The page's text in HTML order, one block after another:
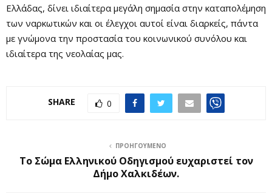
Ελλάδας, δίνει ιδιαίτερα μεγάλη σημασία στην καταπολέμηση
των ναρκωτικών και οι έλεγχοι αυτοί είναι διαρκείς, πάντα
με γνώμονα την προστασία του κοινωνικού συνόλου και
ιδιαίτερα της νεολαίας μας.
SHARE 0
ΠΡΟΗΓΟΎΜΕΝΟ
Το Σώμα Ελληνικού Οδηγισμού ευχαριστεί τον
Δήμο Χαλκιδέων.